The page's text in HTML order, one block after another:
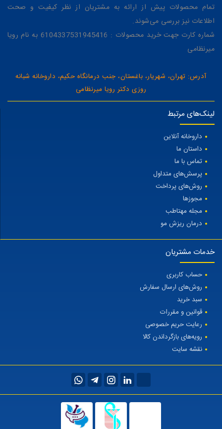
تمام محصولات پیش از ارائه به مشتریان از نظر کیفیت و صحت
اطلاعات نیز بررسی می‌شوند.
شماره کارت جهت خرید محصولات : 6104337531945416 به نام رویا
میرنظامی
آدرس: تهران، شهریار، باغستان، جنب درمانگاه حکیم، داروخانه شبانه
روزی دکتر رویا میرنظامی
لینک‌های مرتبط
داروخانه آنلاین
داستان ما
تماس با ما
پرسش‌های متداول
روش‌های پرداخت
مجوزها
مجله مهتاطب
درمان ریزش مو
خدمات مشتریان
حساب کاربری
روش‌های ارسال سفارش
سبد خرید
قوانین و مقررات
رعایت حریم خصوصی
رویه‌های بازگرداندن کالا
نقشه سایت